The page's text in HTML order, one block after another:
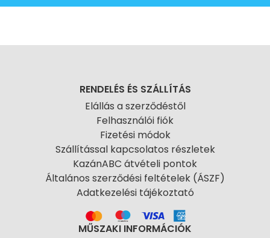
RENDELÉS ÉS SZÁLLÍTÁS
Elállás a szerződéstől
Felhasználói fiók
Fizetési módok
Szállítással kapcsolatos részletek
KazánABC átvételi pontok
Általános szerződési feltételek (ÁSZF)
Adatkezelési tájékoztató
MŰSZAKI INFORMÁCIÓK